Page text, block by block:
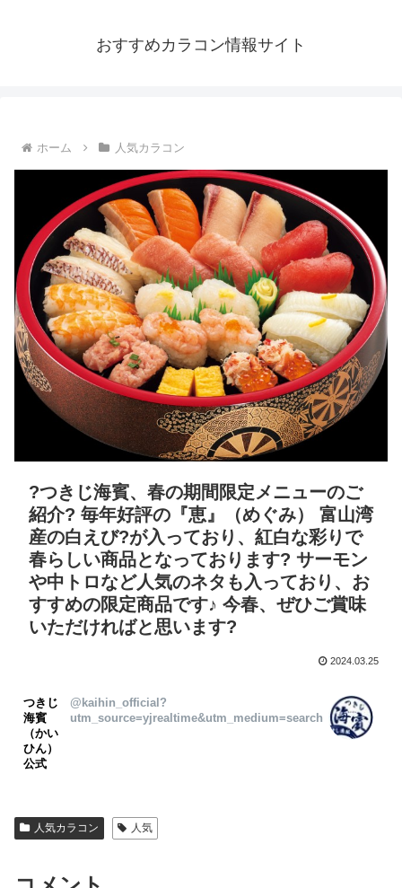
おすすめカラコン情報サイト
ホーム 人気カラコン
?つきじ海賓、春の期間限定メニューのご
紹介? 毎年好評の『恵』（めぐみ） 富山湾
産の白えび?が入っており、紅白な彩りで
春らしい商品となっております? サーモン
や中トロなど人気のネタも入っており、お
すすめの限定商品です♪ 今春、ぜひご賞味
いただければと思います?
2024.03.25
つきじ
海賓
（かい
ひん）
公式
@kaihin_official?
utm_source=yjrealtime&utm_medium=search
人気カラコン 人気